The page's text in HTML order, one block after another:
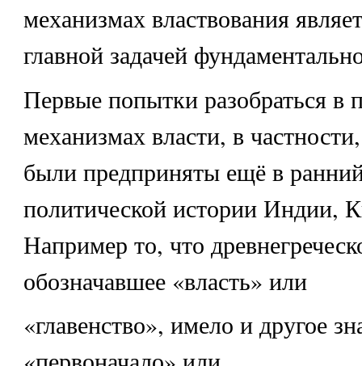
механизмах властвования
главной задачей
Первые попытки разобраться в
механизмах власти, в
были предприняты ещё в
политической истории Индии,
Например то, что
обозначавшее «власть» или
«главенство», имело и другое